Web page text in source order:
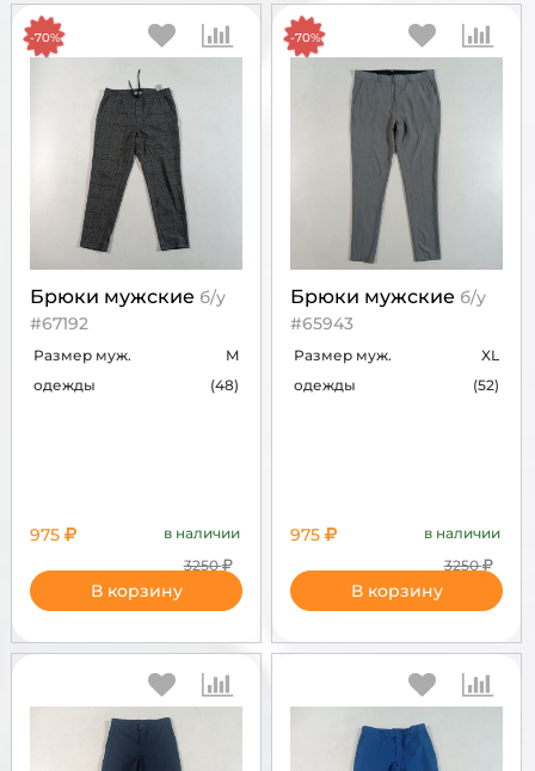
Брюки мужские б/у
#67192
Размер муж.
одежды
M
(48)
-70%
975
в наличии
3250
В корзину
Брюки мужские б/у
#65943
Размер муж.
одежды
XL
(52)
-70%
975
в наличии
3250
В корзину